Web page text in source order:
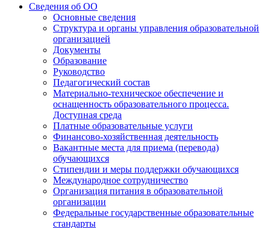
Сведения об ОО
Основные сведения
Структура и органы управления образовательной
организацией
Документы
Образование
Руководство
Педагогический состав
Материально-техническое обеспечение и
оснащенность образовательного процесса.
Доступная среда
Платные образовательные услуги
Финансово-хозяйственная деятельность
Вакантные места для приема (перевода)
обучающихся
Стипендии и меры поддержки обучающихся
Международное сотрудничество
Организация питания в образовательной
организации
Федеральные государственные образовательные
стандарты